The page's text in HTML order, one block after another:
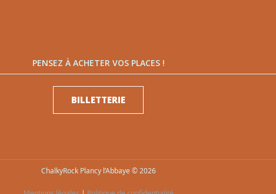
PENSEZ À ACHETER VOS PLACES !
BILLETTERIE
ChalkyRock Plancy l’Abbaye © 2026